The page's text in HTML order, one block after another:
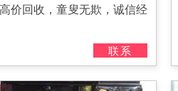
价回收，童叟无欺，诚信经
联系